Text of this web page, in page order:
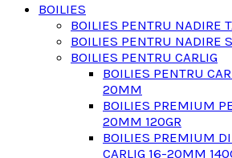
BOILIES
BOILIES PENTRU NADIRE
BOILIES PENTRU NADIRE
BOILIES PENTRU CARLIG
BOILIES PENTRU
20MM
BOILIES PREMIUM
20MM 120GR
BOILIES PREMIUM
CARLIG 16-20MM